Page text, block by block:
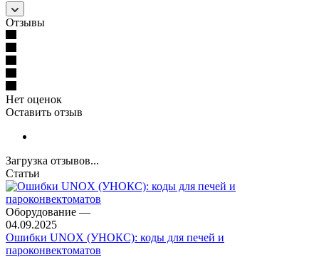
Отзывы
Нет оценок
Оставить отзыв
Загрузка отзывов...
Статьи
Оборудование —
04.09.2025
Ошибки UNOX (УНОКС): коды для печей и
пароконвектоматов